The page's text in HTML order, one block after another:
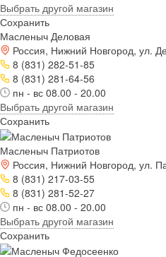
Выбрать другой магазин
Сохранить
Масленыч Деловая
Россия, Нижний Новгород, ул.
8 (831) 282-51-85
8 (831) 281-64-56
пн - вс 08.00 - 20.00
Выбрать другой магазин
Сохранить
Масленыч Патриотов
Россия, Нижний Новгород, ул.
8 (831) 217-03-55
8 (831) 281-52-27
пн - вс 08.00 - 20.00
Выбрать другой магазин
Сохранить